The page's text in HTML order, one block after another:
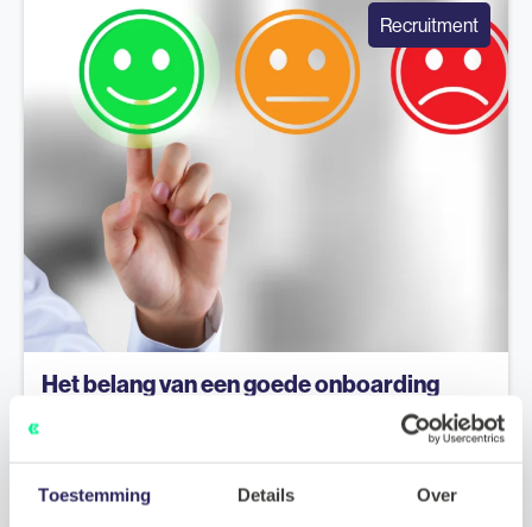
Toestemming Details Over
Recruitment
Het belang van een goede onboarding
voor het vasthouden van Tech-Talenten
2023.07.20 Meer lezen